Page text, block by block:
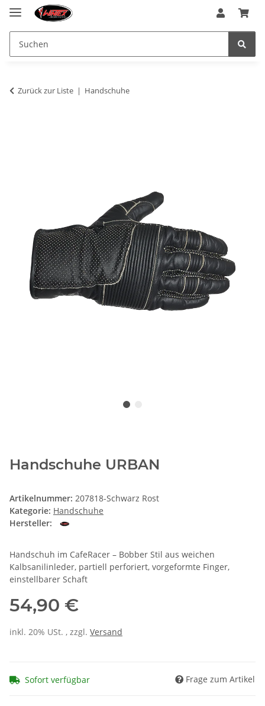
Zurück zur Liste Handschuhe
Handschuhe URBAN
Artikelnummer: 207818-Schwarz Rost
Kategorie: Handschuhe
Hersteller:
Handschuh im CafeRacer – Bobber Stil aus weichen
Kalbsanilinleder, partiell perforiert, vorgeformte Finger,
einstellbarer Schaft
54,90 €
inkl. 20% USt. , zzgl. Versand
Sofort verfügbar Frage zum Artikel